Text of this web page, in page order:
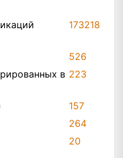
173218
526
в 223
157
264
20